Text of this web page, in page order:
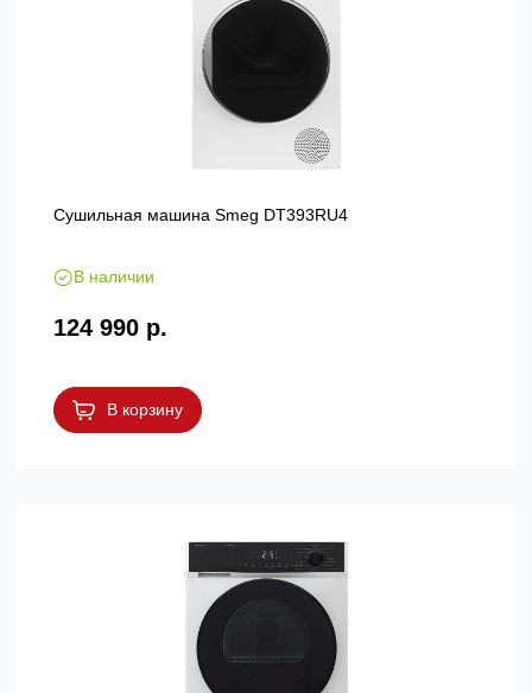
Сушильная машина Smeg DT393RU4
В наличии
124 990 р.
В корзину